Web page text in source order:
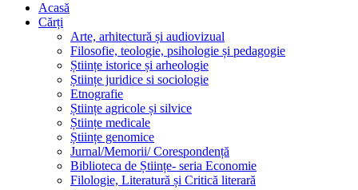
Acasă
Cărți
Arte, arhitectură și audiovizual
Filosofie, teologie, psihologie și pedagogie
Științe istorice și arheologie
Științe juridice si sociologie
Etnografie
Științe agricole și silvice
Științe medicale
Științe genomice
Jurnal/Memorii/ Corespondență
Biblioteca de Științe- seria Economie
Filologie, Literatură și Critică literară